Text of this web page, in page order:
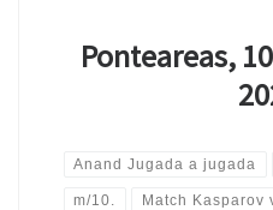
Ponteareas,
Anand Jugada a jugada
m/10. Match Kasparov